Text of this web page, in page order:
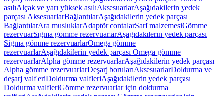
asılıAlçak ve yarı yüksek asılıAksesuarlarAşağıdakilerin yedek
parçası AksesuarlarBağlantılarAşağıdakilerin yedek parçası
BağlantılarAra musluklarAdaptör contalarSarf malzemesiGömme
rezervuarSigma gömme rezervuarlarAşağıdakilerin yedek parçası
Sigma gömme rezervuarlarOmega gömme
rezervuarlarAşağıdakilerin yedek parçası Omega gömme
rezervuarlarAlpha gömme rezervuarlarAşağıdakilerin yedek parçası
Alpha gömme rezervuarlarDeşarj borularıAksesuarlarDoldurma ve
deşarj valfleriDoldurma valfleriAşağıdakilerin yedek parçası
Doldurma valfleriGömme rezervuarlar için doldurma